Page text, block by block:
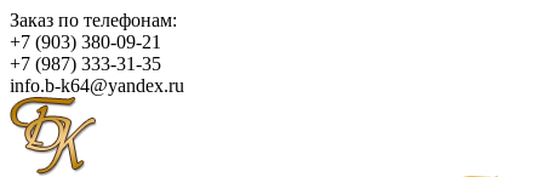
Заказ по телефонам:
+7 (903) 380-09-21
+7 (987) 333-31-35
info.b-k64@yandex.ru